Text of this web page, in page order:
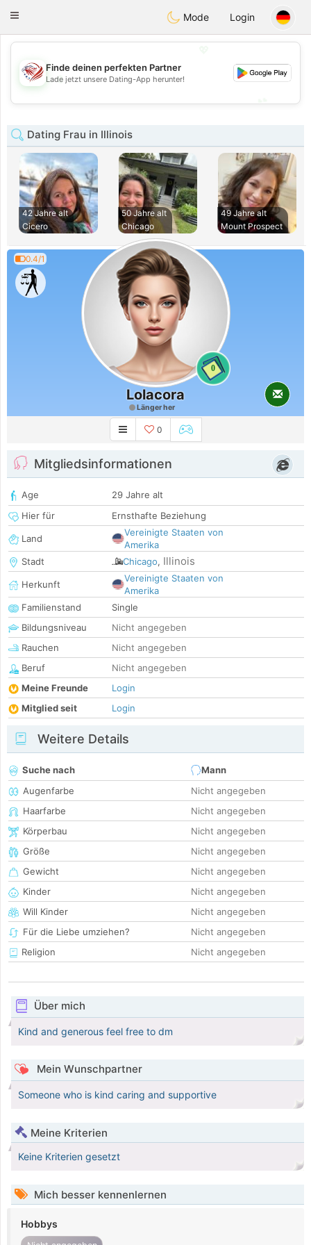
Dating
Toggle
Mode Login
💖
💕
Finde deinen perfekten Partner
Lade jetzt unsere Dating-App herunter!
Dating Frau in Illinois
42 Jahre alt
Cicero
50 Jahre alt
Chicago
49 Jahre alt
Mount Prospect
0.4/1
0
Lolacora
Länger her
0
Mitgliedsinformationen
Age
29 Jahre alt
Hier für
Ernsthafte Beziehung
Land
Vereinigte Staaten von
Amerika
Stadt
Chicago, Illinois
Herkunft
Vereinigte Staaten von
Amerika
Familienstand
Single
Bildungsniveau
Nicht angegeben
Rauchen
Nicht angegeben
Beruf
Nicht angegeben
Meine Freunde
Login
Mitglied seit
Login
Weitere Details
Suche nach
Mann
Augenfarbe
Nicht angegeben
Haarfarbe
Nicht angegeben
Körperbau
Nicht angegeben
Größe
Nicht angegeben
Gewicht
Nicht angegeben
Kinder
Nicht angegeben
Will Kinder
Nicht angegeben
Für die Liebe umziehen?
Nicht angegeben
Religion
Nicht angegeben
Über mich
Kind and generous feel free to dm
Mein Wunschpartner
Someone who is kind caring and supportive
Meine Kriterien
Keine Kriterien gesetzt
Mich besser kennenlernen
Hobbys